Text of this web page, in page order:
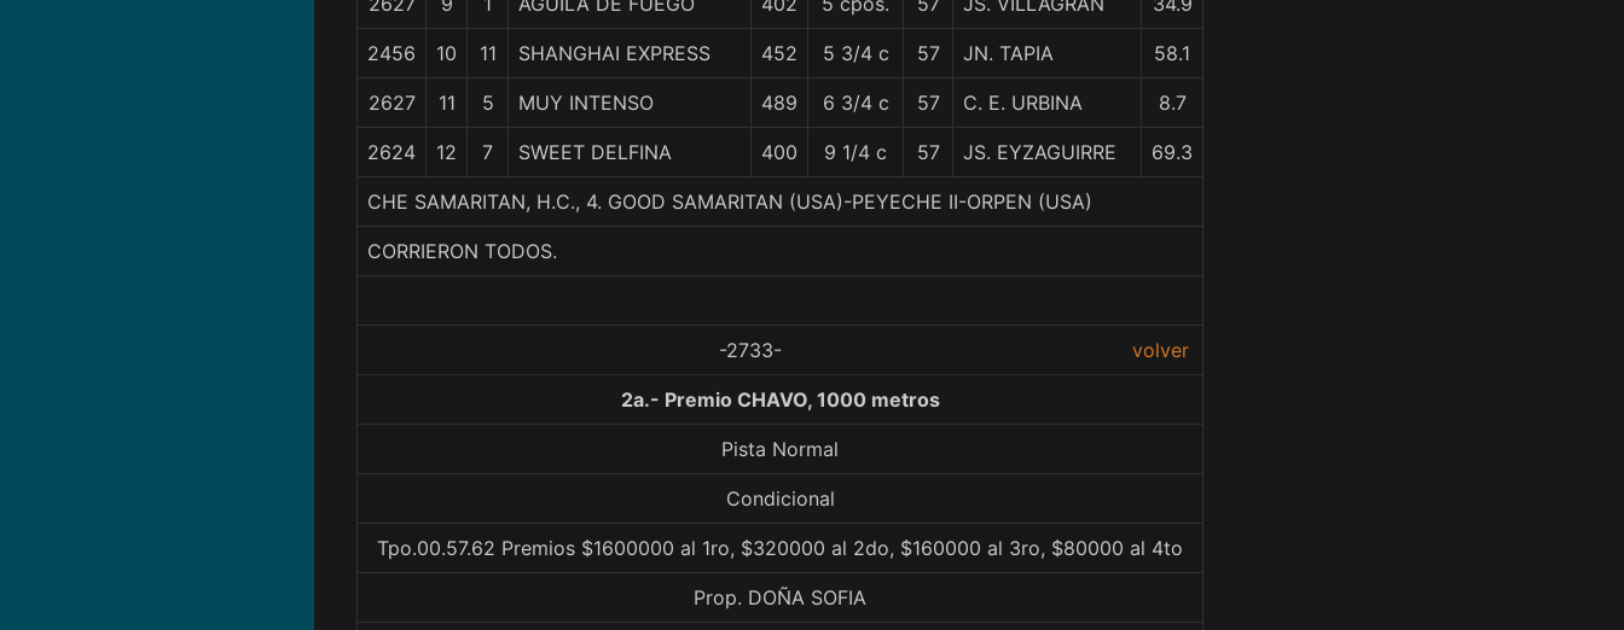
2456 10 11 SHANGHAI EXPRESS 452 5 3/4 c 57 JN. TAPIA 58.1
2627 11 5 MUY INTENSO 489 6 3/4 c 57 C. E. URBINA 8.7
2624 12 7 SWEET DELFINA 400 9 1/4 c 57 JS. EYZAGUIRRE 69.3
CHE SAMARITAN, H.C., 4. GOOD SAMARITAN (USA)-PEYECHE II-ORPEN (USA)
CORRIERON TODOS.
-2733- volver
2a.- Premio CHAVO, 1000 metros
Pista Normal
Condicional
Tpo.00.57.62 Premios $1600000 al 1ro, $320000 al 2do, $160000 al 3ro, $80000 al 4to
Prop. DOÑA SOFIA